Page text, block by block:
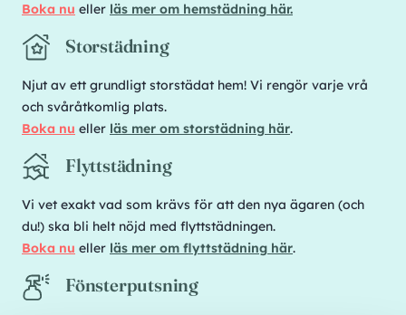
Boka nu eller läs mer om hemstädning här.
Storstädning
Njut av ett grundligt storstädat hem! Vi rengör varje vrå
och svåråtkomlig plats.
Boka nu eller läs mer om storstädning här.
Flyttstädning
Vi vet exakt vad som krävs för att den nya ägaren (och
du!) ska bli helt nöjd med flyttstädningen.
Boka nu eller läs mer om flyttstädning här.
Fönsterputsning